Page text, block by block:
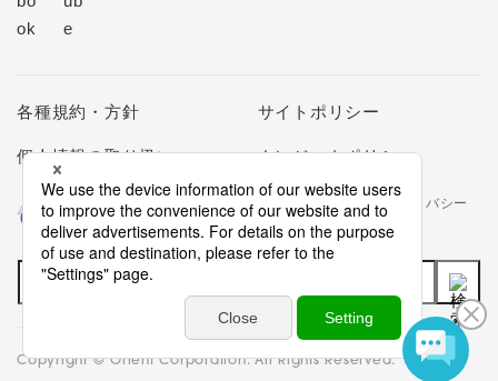
各種規約・方針 サイトポリシー
個人情報の取り扱い クレジットポリシー
当社は個人情報の取扱いを適切に行う企業としてプライバシー
マークの使用を認められた認定業者です。
Copyright © Orient Corporation. All Rights Reserved.